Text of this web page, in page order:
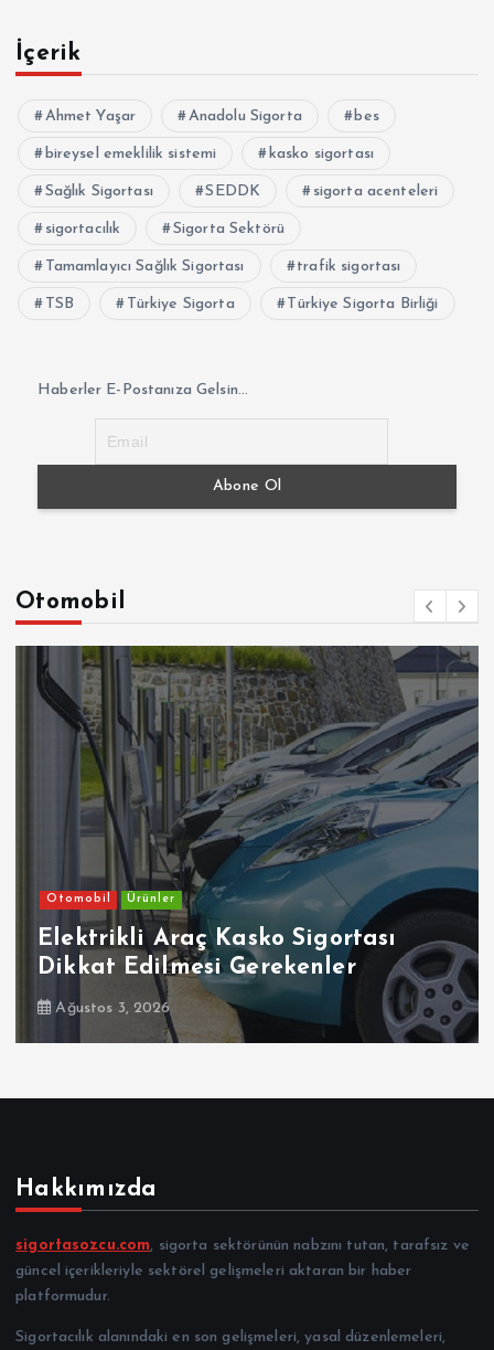
İçerik
Ahmet Yaşar Anadolu Sigorta bes
bireysel emeklilik sistemi kasko sigortası
Sağlık Sigortası SEDDK sigorta acenteleri
sigortacılık Sigorta Sektörü
Tamamlayıcı Sağlık Sigortası trafik sigortası
TSB Türkiye Sigorta Türkiye Sigorta Birliği
Haberler E-Postanıza Gelsin...
Otomobil
Otomobil Ürünler
Elektrikli Araç Kasko Sigortası
Dikkat Edilmesi Gerekenler
Ağustos 3, 2026
Hakkımızda
sigortasozcu.com, sigorta sektörünün nabzını tutan, tarafsız ve
güncel içerikleriyle sektörel gelişmeleri aktaran bir haber
platformudur.
Sigortacılık alanındaki en son gelişmeleri, yasal düzenlemeleri,